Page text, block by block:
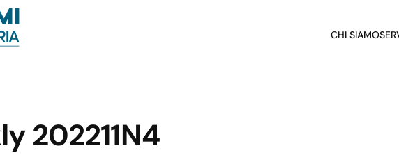
CHI SIAMO
202211N4